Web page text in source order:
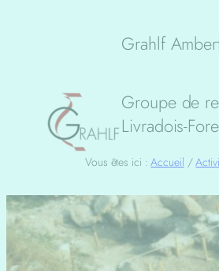
Grahlf
Groupe de
Livradois-
Vous êtes ici :Accueil /